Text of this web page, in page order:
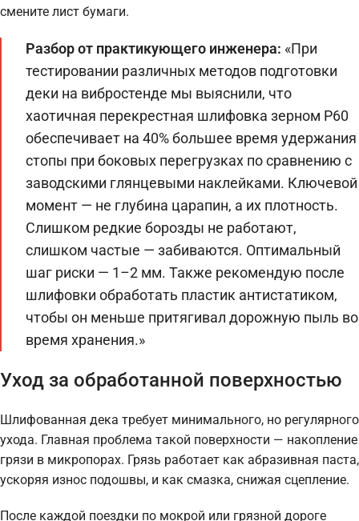
смените лист бумаги.
Разбор от практикующего инженера: «При
тестировании различных методов подготовки
деки на вибростенде мы выяснили, что
хаотичная перекрестная шлифовка зерном P60
обеспечивает на 40% большее время удержания
стопы при боковых перегрузках по сравнению с
заводскими глянцевыми наклейками. Ключевой
момент — не глубина царапин, а их плотность.
Слишком редкие борозды не работают,
слишком частые — забиваются. Оптимальный
шаг риски — 1–2 мм. Также рекомендую после
шлифовки обработать пластик антистатиком,
чтобы он меньше притягивал дорожную пыль во
время хранения.»
Уход за обработанной поверхностью
Шлифованная дека требует минимального, но регулярного
ухода. Главная проблема такой поверхности — накопление
грязи в микропорах. Грязь работает как абразивная паста,
ускоряя износ подошвы, и как смазка, снижая сцепление.
После каждой поездки по мокрой или грязной дороге